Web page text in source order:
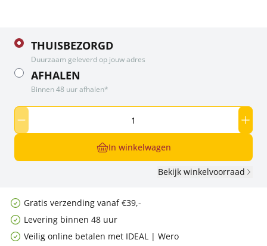
THUISBEZORGD
Duurzaam geleverd op jouw adres
AFHALEN
Binnen 48 uur afhalen*
In winkelwagen
Bekijk winkelvoorraad
Gratis verzending vanaf €39,-
Levering binnen 48 uur
Veilig online betalen met IDEAL | Wero